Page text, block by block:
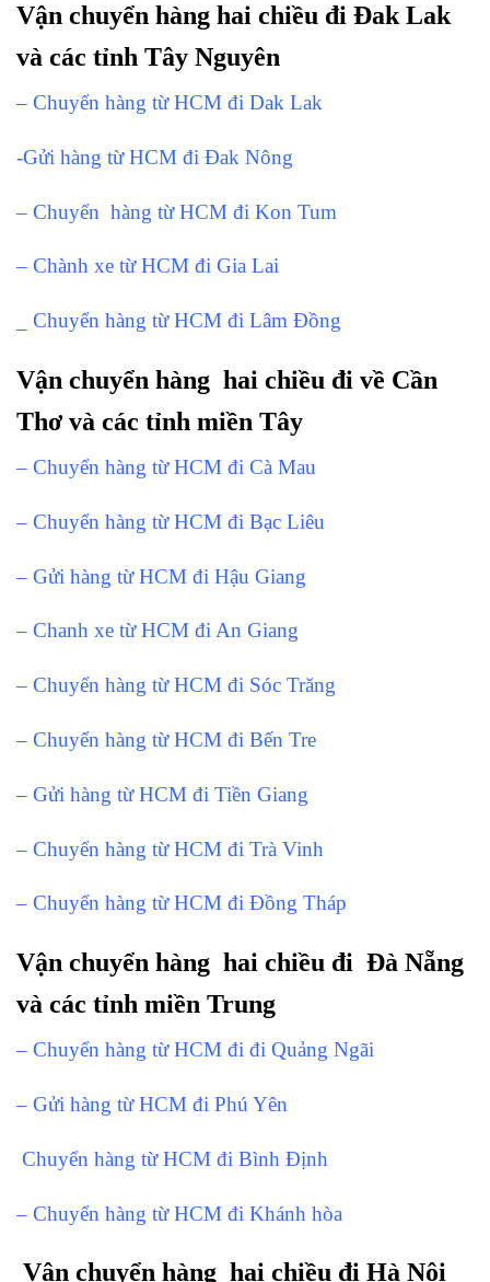
Vận chuyển hàng hai chiều đi Đak Lak
và các tỉnh Tây Nguyên
– Chuyển hàng từ HCM đi Dak Lak
-Gửi hàng từ HCM đi Đak Nông
– Chuyển hàng từ HCM đi Kon Tum
– Chành xe từ HCM đi Gia Lai
_ Chuyển hàng từ HCM đi Lâm Đồng
Vận chuyển hàng hai chiều đi về Cần
Thơ và các tỉnh miền Tây
– Chuyển hàng từ HCM đi Cà Mau
– Chuyển hàng từ HCM đi Bạc Liêu
– Gửi hàng từ HCM đi Hậu Giang
– Chanh xe từ HCM đi An Giang
– Chuyển hàng từ HCM đi Sóc Trăng
– Chuyển hàng từ HCM đi Bến Tre
– Gửi hàng từ HCM đi Tiền Giang
– Chuyển hàng từ HCM đi Trà Vinh
– Chuyển hàng từ HCM đi Đồng Tháp
Vận chuyển hàng hai chiều đi Đà Nẵng
và các tỉnh miền Trung
– Chuyển hàng từ HCM đi đi Quảng Ngãi
– Gửi hàng từ HCM đi Phú Yên
Chuyển hàng từ HCM đi Bình Định
– Chuyển hàng từ HCM đi Khánh hòa
Vận chuyển hàng hai chiều đi Hà Nội